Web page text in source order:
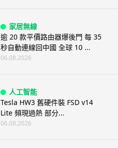
家居無線
逾 20 款平價路由器爆後門 每 35
秒自動連線回中國 全球 10 ...
06.08.2026
人工智能
Tesla HW3 舊硬件裝 FSD v14
Lite 頻現過熱 部分...
06.08.2026